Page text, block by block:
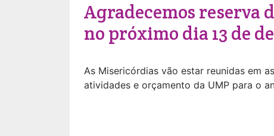
Agradecemos reserva
no próximo dia 13 de
As Misericórdias vão estar reunidas em
atividades e orçamento da UMP para o